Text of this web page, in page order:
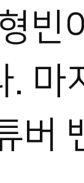
형
.
버